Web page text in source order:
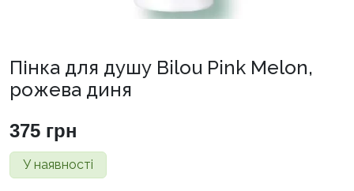
Пінка для душу Bilou Pink Melon,
рожева диня
375 грн
У наявності